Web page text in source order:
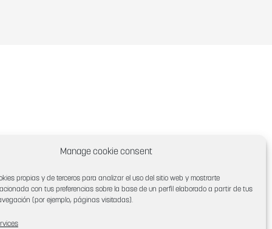
Manage cookie consent
propias y de terceros para analizar el uso del sitio web y mostrarte
con tus preferencias sobre la base de un perfil elaborado a partir de tus
(por ejemplo, páginas visitadas).